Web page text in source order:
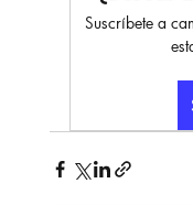
Suscríbete a